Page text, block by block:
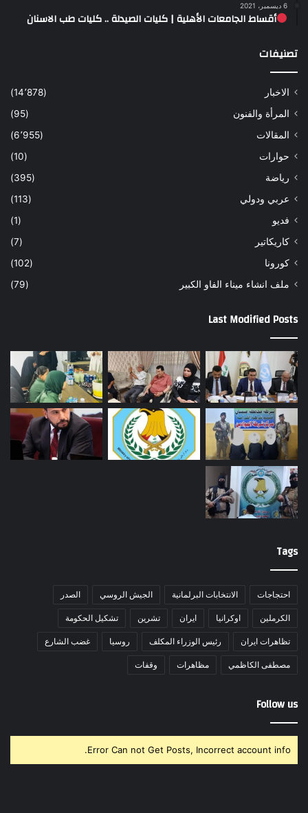
6 ديسمبر، 2021
أقساط الجامعات الأهلية | كليات الصيدلة .. كليات طب الاسنان
تصنيفات
الاخبار
(14٬878)
المرأة والفنون
(95)
المقالات
(6٬955)
حوارات
(10)
رياضة
(395)
عربي ودولي
(113)
فديو
(1)
كاريكاتير
(7)
كورونا
(102)
ملف انشاء ميناء الفاو الكبير
(79)
Last Modified Posts
Tags
احتجاجات الانتخابات البرلمانية الجيش الروسي الصدر
الكرملين اوكرانيا ايران تشرين تشكيل الحكومة
تظاهرات ايران رئيس الوزراء المكلف روسيا غضب الشارع
مصطفى الكاظمي مظاهرات وقفات
Follow us
Error Can not Get Posts, Incorrect account info.